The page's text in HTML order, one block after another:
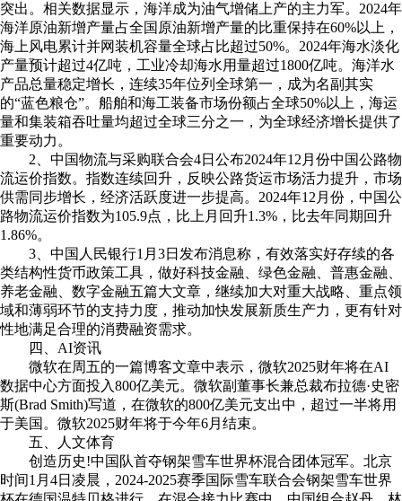
突出。相关数据显示，海洋成为油气增储上产的主力军。2024年
海洋原油新增产量占全国原油新增产量的比重保持在60%以上，
海上风电累计并网装机容量全球占比超过50%。2024年海水淡化
产量预计超过4亿吨，工业冷却海水用量超过1800亿吨。海洋水
产品总量稳定增长，连续35年位列全球第一，成为名副其实
的“蓝色粮仓”。船舶和海工装备市场份额占全球50%以上，海运
量和集装箱吞吐量均超过全球三分之一，为全球经济增长提供了
重要动力。
2、中国物流与采购联合会4日公布2024年12月份中国公路物
流运价指数。指数连续回升，反映公路货运市场活力提升，市场
供需同步增长，经济活跃度进一步提高。2024年12月份，中国公
路物流运价指数为105.9点，比上月回升1.3%，比去年同期回升
1.86%。
3、中国人民银行1月3日发布消息称，有效落实好存续的各
类结构性货币政策工具，做好科技金融、绿色金融、普惠金融、
养老金融、数字金融五篇大文章，继续加大对重大战略、重点领
域和薄弱环节的支持力度，推动加快发展新质生产力，更有针对
性地满足合理的消费融资需求。
四、AI资讯
微软在周五的一篇博客文章中表示，微软2025财年将在AI
数据中心方面投入800亿美元。微软副董事长兼总裁布拉德·史密
斯(Brad Smith)写道，在微软的800亿美元支出中，超过一半将用
于美国。微软2025财年将于今年6月结束。
五、人文体育
创造历史!中国队首夺钢架雪车世界杯混合团体冠军。北京
时间1月4日凌晨，2024-2025赛季国际雪车联合会钢架雪车世界